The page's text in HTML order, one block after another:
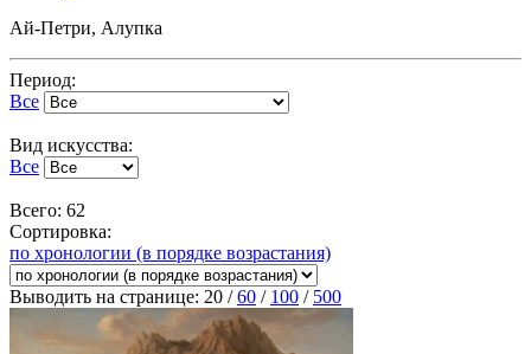
Ай-Петри, Алупка
Период:
Все
Вид искусства:
Все
Всего: 62
Сортировка:
по хронологии (в порядке возрастания)
Выводить на странице: 20 /60 / 100 / 500